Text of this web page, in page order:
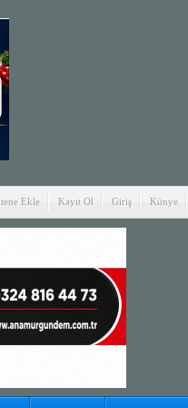
Ekle Kayıt Ol Giriş Künye